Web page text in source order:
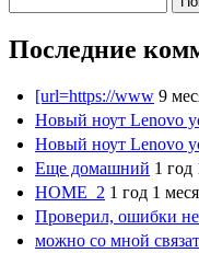
Последние
[url=https://www 9
Новый ноут Lenovo
Новый ноут Lenovo
Еще домашний 1 год
HOME_2 1 год 1
Проверил, ошибки
можно со мной